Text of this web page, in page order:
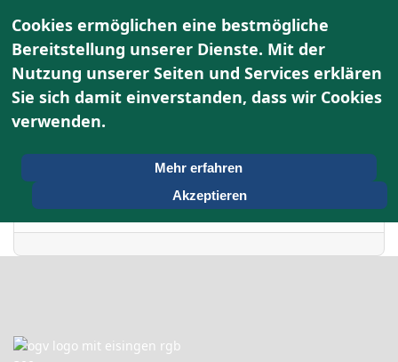
Terminkalender
Sonntag, 06. Juli 2025
Es wurden keine Events gefunden
Cookies ermöglichen eine bestmögliche
Bereitstellung unserer Dienste. Mit der
Nutzung unserer Seiten und Services erklären
Sie sich damit einverstanden, dass wir Cookies
verwenden.
Mehr erfahren
Akzeptieren